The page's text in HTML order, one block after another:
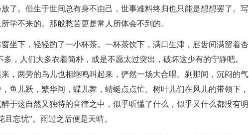
了。但生于世间总有身不由己，世事难料终归也只能是想想罢了。写
学不来的。那般愁苦更是常人所体会不到的。
坐下，轻轻酌了一小杯茶。一杯茶饮下，满口生津，唇齿间满留着杏
，人们大多衣着简朴，或是不愿太过突出，破坏这少有的宁静吧。
，两旁的鸟儿也相继鸣叫起来，俨然一场大合唱。刹那间，沉闷的气
鱼儿跃，繁华间，蝶儿舞，蜻蜓点点忙。树叶儿们在风儿的带领下，
于这自然又独特的音律之中，似乎听懂了什么，似乎又什么都没有明
忘忧”。雨过之后便是天晴。